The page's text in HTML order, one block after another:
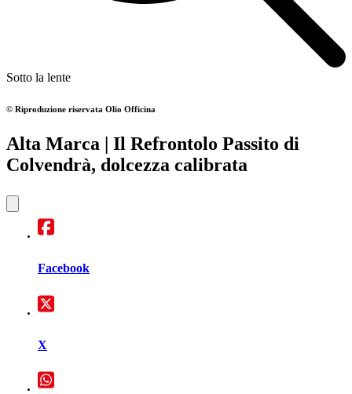
Sotto la lente
© Riproduzione riservata Olio Officina
Alta Marca | Il Refrontolo Passito di
Colvendrà, dolcezza calibrata
Facebook
X